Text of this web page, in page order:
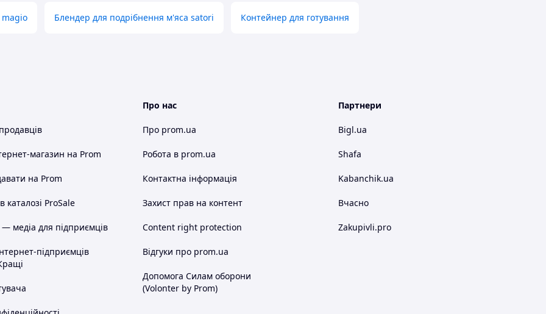
magio Блендер для подрібнення м'яса satori Контейнер для готування
магазин на Prom
на Prom
каталозі ProSale
медіа для підприємців
підприємців
Про нас
Про prom.ua
Робота в prom.ua
Контактна інформація
Захист прав на контент
Content right protection
Відгуки про prom.ua
Допомога Силам оборони
(Volonter by Prom)
Партнери
Bigl.ua
Shafa
Kabanchik.ua
Вчасно
Zakupivli.pro